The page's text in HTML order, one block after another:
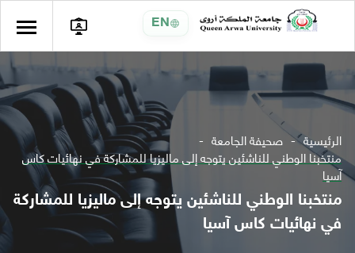
EN
الرئيسية صحيفة الجامعة
منتخبنا الوطني للناشئين يتوجه إلى ماليزيا للمشاركة في نهائيات كاس
آسيا
منتخبنا الوطني للناشئين يتوجه إلى ماليزيا للمشاركة
في نهائيات كاس آسيا